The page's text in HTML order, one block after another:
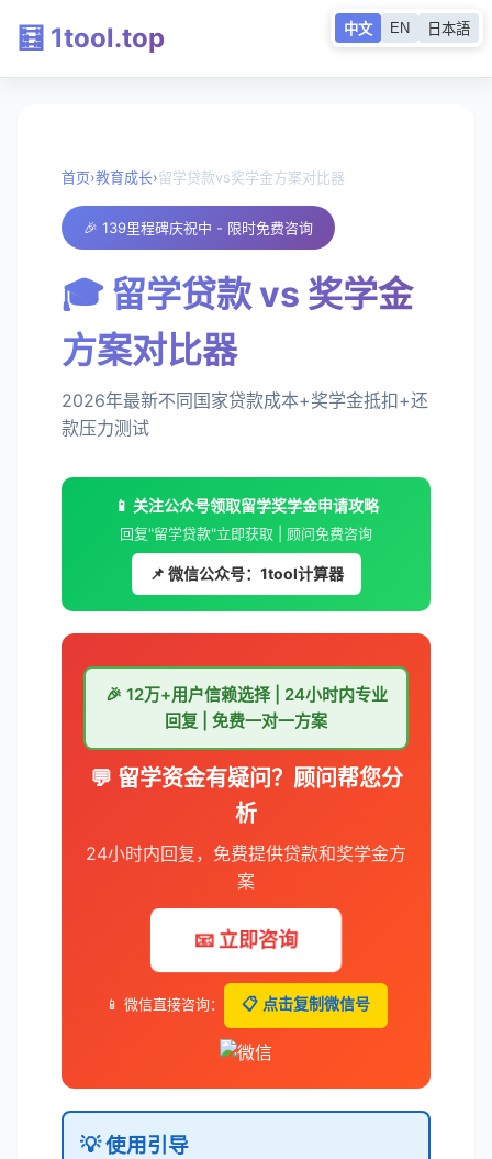
中文 EN 日本語
🧮 1tool.top
首页›教育成长›留学贷款vs奖学金方案对比器
🎉 139里程碑庆祝中 - 限时免费咨询
🎓 留学贷款 vs 奖学金
方案对比器
2026年最新不同国家贷款成本+奖学金抵扣+还
款压力测试
📱 关注公众号领取留学奖学金申请攻略
回复"留学贷款"立即获取 | 顾问免费咨询
📌 微信公众号：1tool计算器
🎉 12万+用户信赖选择 | 24小时内专业
回复 | 免费一对一方案
💬 留学资金有疑问？顾问帮您分
析
24小时内回复，免费提供贷款和奖学金方
案
📧 立即咨询
📱 微信直接咨询： 📋 点击复制微信号
💡 使用引导